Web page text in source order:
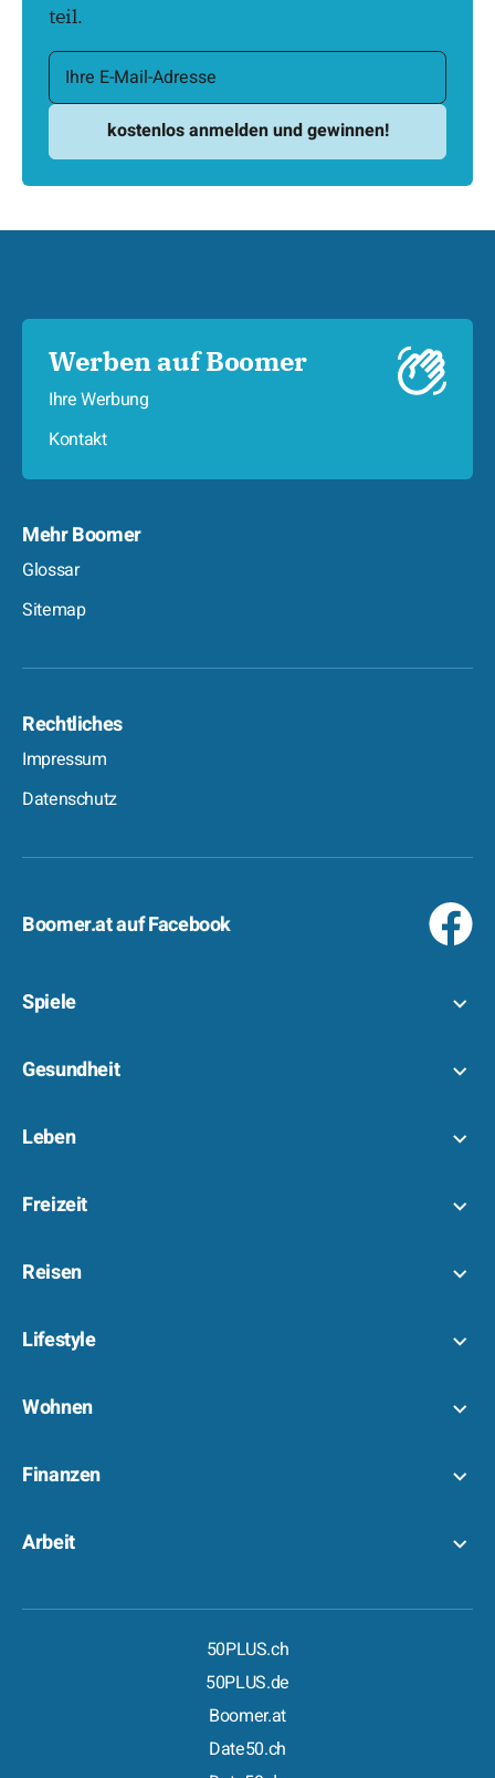
teil.
Werben auf Boomer
Ihre Werbung
Kontakt
Mehr Boomer
Glossar
Sitemap
Rechtliches
Impressum
Datenschutz
Boomer.at auf Facebook
Spiele
Gesundheit
Leben
Freizeit
Reisen
Lifestyle
Wohnen
Finanzen
Arbeit
50PLUS.ch
50PLUS.de
Boomer.at
Date50.ch